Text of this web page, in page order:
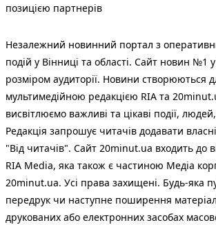
позицією партнерів
Незалежний новинний портал з
подій у Вінниці та області. Сайт новин №1
розміром аудиторії. Новини створюються
мультимедійною редакцією RIA та
висвітлюємо важливі та цікаві події,
Редакція запрошує читачів додавати
"Від читачів". Сайт 20minut.ua входить до
RIA Media, яка також є частиною Медіа
20minut.ua. Усі права захищені. Будь-яка
передрук чи наступне поширення
друкованих або електронних засобах